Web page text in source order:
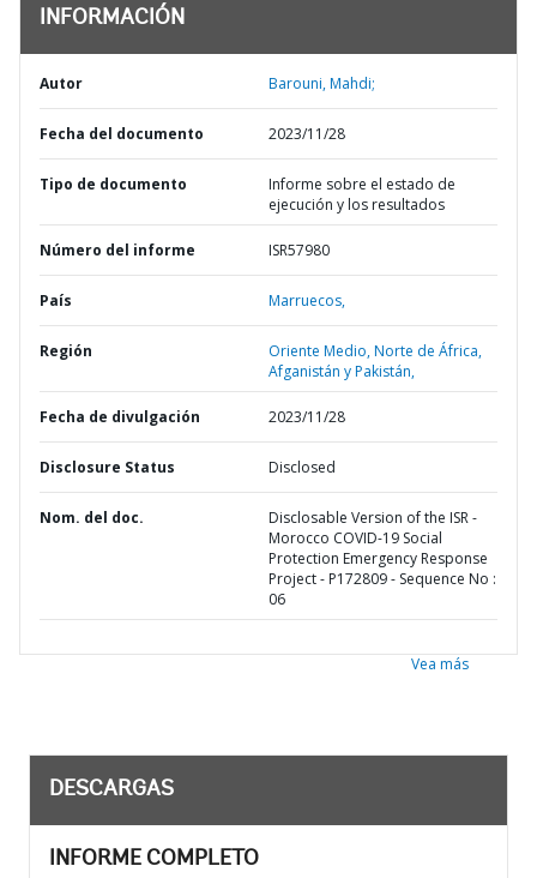
INFORMACIÓN
Autor Barouni, Mahdi;
Fecha del documento 2023/11/28
Tipo de documento
Informe sobre el estado de
ejecución y los resultados
Número del informe ISR57980
País Marruecos,
Región
Oriente Medio, Norte de África,
Afganistán y Pakistán,
Fecha de divulgación 2023/11/28
Disclosure Status Disclosed
Nom. del doc.
Disclosable Version of the ISR -
Morocco COVID-19 Social
Protection Emergency Response
Project - P172809 - Sequence No :
06
Vea más
DESCARGAS
INFORME COMPLETO